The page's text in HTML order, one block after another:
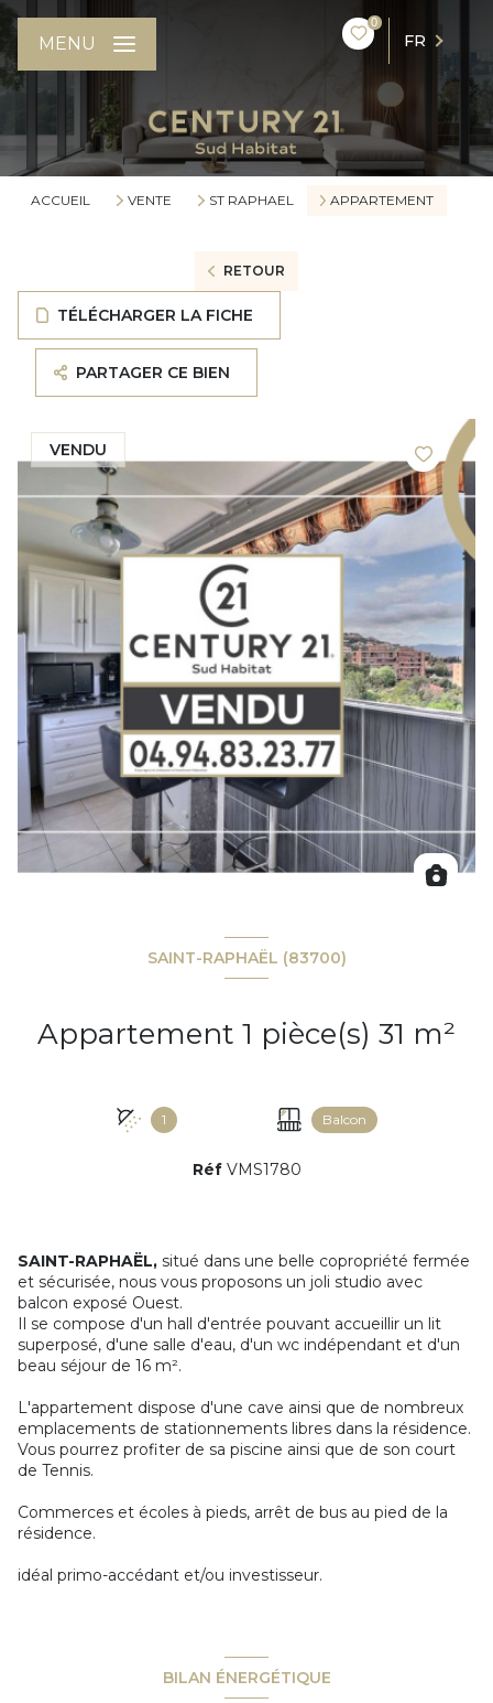
0
FR
MENU
ACCUEIL VENTE ST RAPHAEL APPARTEMENT
RETOUR
TÉLÉCHARGER LA FICHE
PARTAGER CE BIEN
VENDU
SAINT-RAPHAËL (83700)
Appartement 1 pièce(s) 31 m²
1 Balcon
Réf VMS1780
SAINT-RAPHAËL, situé dans une belle copropriété fermée
et sécurisée, nous vous proposons un joli studio avec
balcon exposé Ouest.
Il se compose d'un hall d'entrée pouvant accueillir un lit
superposé, d'une salle d'eau, d'un wc indépendant et d'un
beau séjour de 16 m².
L'appartement dispose d'une cave ainsi que de nombreux
emplacements de stationnements libres dans la résidence.
Vous pourrez profiter de sa piscine ainsi que de son court
de Tennis.
Commerces et écoles à pieds, arrêt de bus au pied de la
résidence.
idéal primo-accédant et/ou investisseur.
BILAN ÉNERGÉTIQUE